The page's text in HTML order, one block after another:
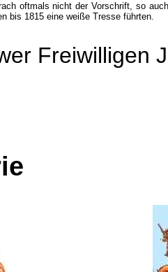
oftmals nicht der Vorschrift, so
bis 1815 eine weiße Tresse führten.
Freiwilligen